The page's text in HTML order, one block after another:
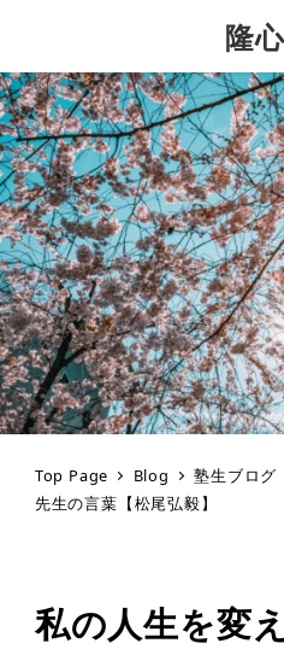
隆
Top Page Blog 塾生ブログ
先生の言葉【松尾弘毅】
私の人生を変